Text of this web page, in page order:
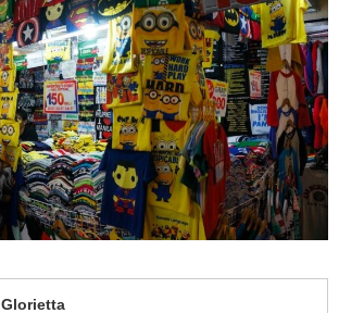
Glorietta